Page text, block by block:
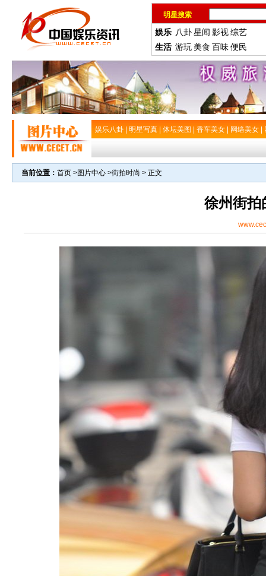
明星搜索
娱乐 八卦星闻 影视综艺
生活 游玩 美食 百味便民
娱乐八卦 明星写真 体坛美图 香车美女 网络美女
当前位置： 首页 >图片中心 >街拍时尚 > 正文
徐州街拍